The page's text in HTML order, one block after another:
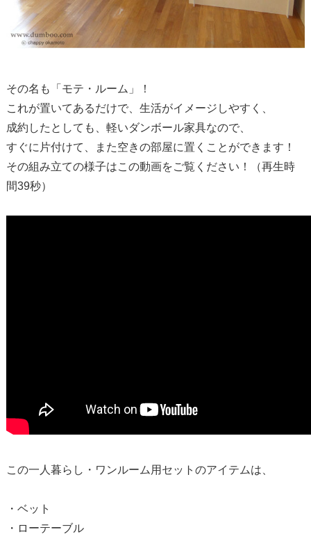
その名も「モテ・ルーム」！
これが置いてあるだけで、生活がイメージしやすく、
成約したとしても、軽いダンボール家具なので、
すぐに片付けて、また空きの部屋に置くことができます！
その組み立ての様子はこの動画をご覧ください！（再生時
間39秒）
この一人暮らし・ワンルーム用セットのアイテムは、
・ベット
・ローテーブル